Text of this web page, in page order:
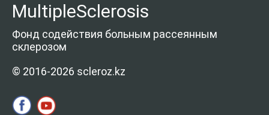
MultipleSclerosis
Фонд содействия больным рассеянным
склерозом
© 2016-2026 scleroz.kz